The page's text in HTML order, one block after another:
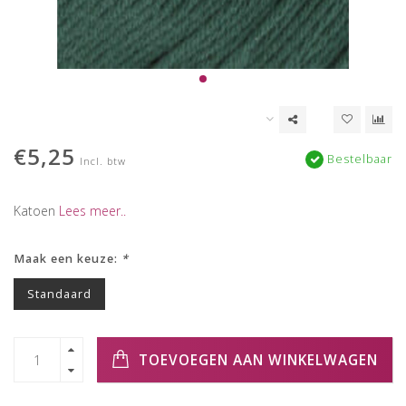
€5,25 Incl. btw Bestelbaar
Katoen Lees meer..
Maak een keuze: *
Standaard
TOEVOEGEN AAN WINKELWAGEN